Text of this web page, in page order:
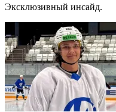
Эксклюзивный инсайд.